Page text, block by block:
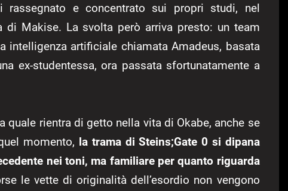
e concentrato sui propri studi, nel
Makise. La svolta però arriva presto: un team
intelligenza artificiale chiamata Amadeus, basata
ex-studentessa, ora passata sfortunatamente a
quale rientra di getto nella vita di Okabe, anche se
momento, la trama di Steins;Gate 0 si dipana
nei toni, ma familiare per quanto riguarda
le vette di originalità dell’esordio non vengono